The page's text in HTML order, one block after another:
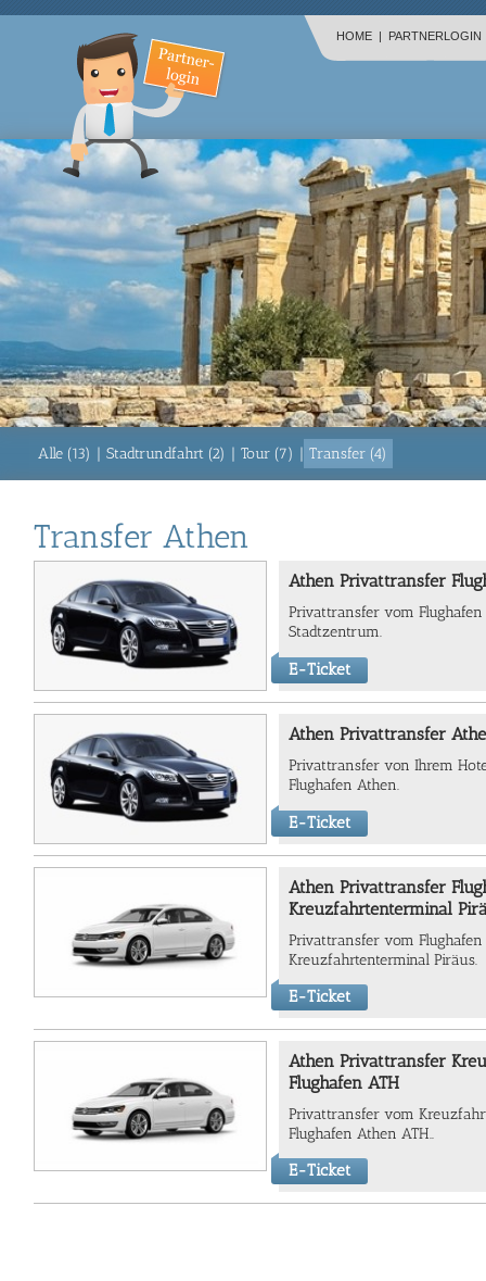
HOME | PARTNERLOGIN
Alle (13) | Stadtrundfahrt (2) | Tour (7) | Transfer (4)
Transfer Athen
Athen Privattransfer
Privattransfer vom
Stadtzentrum.
E-Ticket
Athen Privattransfer
Privattransfer von Ihrem
Flughafen Athen.
E-Ticket
Athen Privattransfer
Kreuzfahrtenterminal
Privattransfer vom
Kreuzfahrtenterminal Piräus.
E-Ticket
Athen Privattransfer
Flughafen ATH
Privattransfer vom
Flughafen Athen ATH..
E-Ticket